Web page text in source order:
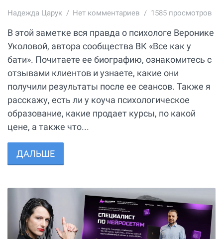
Надежда Царук Нет комментариев 1585 просмотров
В этой заметке вся правда о психологе Веронике
Уколовой, автора сообщества ВК «Все как у
бати». Почитаете ее биографию, ознакомитесь с
отзывами клиентов и узнаете, какие они
получили результаты после ее сеансов. Также я
расскажу, есть ли у коуча психологическое
образование, какие продает курсы, по какой
цене, а также что...
ДАЛЬШЕ